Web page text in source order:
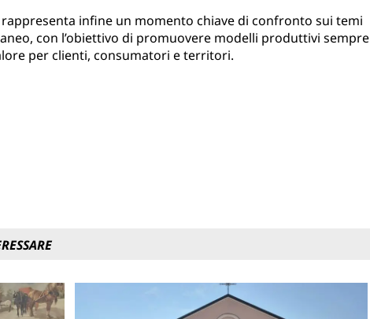
rappresenta infine un momento chiave di confronto sui temi
con l’obiettivo di promuovere modelli produttivi sempre
per clienti, consumatori e territori.